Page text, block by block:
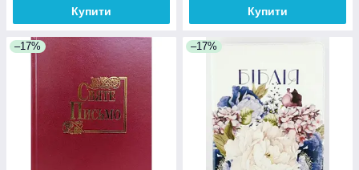
Купити Купити
–17% –17%